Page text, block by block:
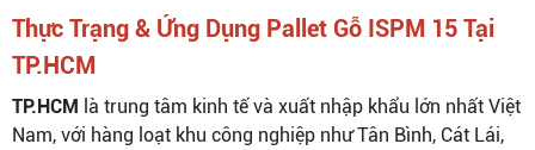
Thực Trạng & Ứng Dụng Pallet Gỗ ISPM 15 Tại
TP.HCM
TP.HCM là trung tâm kinh tế và xuất nhập khẩu lớn nhất Việt
Nam, với hàng loạt khu công nghiệp như Tân Bình, Cát Lái,